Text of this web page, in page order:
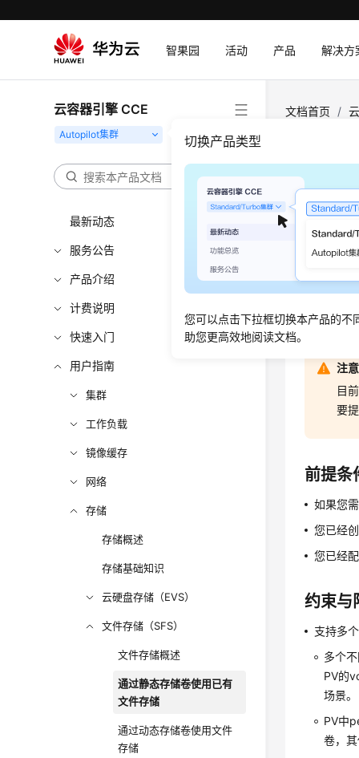
智果园 活动 产品 解决方
云容器引擎 CCE
切换产品类型
您可以点击下拉框切换本产品的不
助您更高效地阅读文档。
最新动态
服务公告
产品介绍
计费说明
快速入门
用户指南
集群
工作负载
镜像缓存
网络
存储
存储概述
存储基础知识
云硬盘存储（EVS）
文件存储（SFS）
文件存储概述
通过静态存储卷使用已有
文件存储
通过动态存储卷使用文件
存储
文档首页 /
通过
负载中实
注
目
要
前提条
如果您
您已经
您已经
约束与
支持多
多个
PV的
场景。
PV中
卷，